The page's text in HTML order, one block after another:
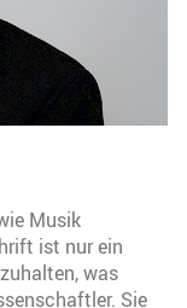
Musik
ist nur ein
was
Sie